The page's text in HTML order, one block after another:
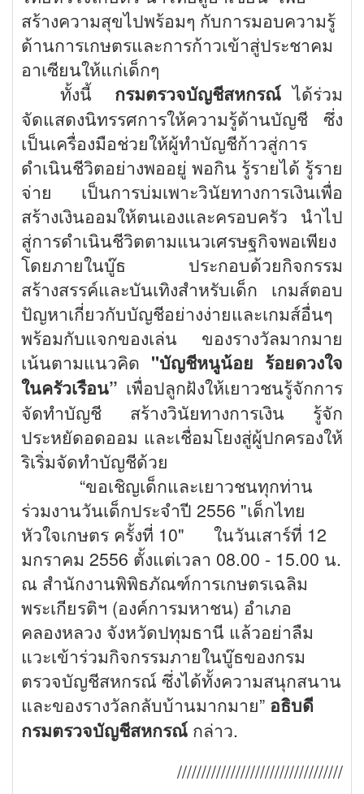
สร้างความสุขไปพร้อมๆ กับการมอบความรู้
ด้านการเกษตรและการก้าวเข้าสู่ประชาคม
อาเซียนให้แก่เด็กๆ
ทั้งนี้ กรมตรวจบัญชีสหกรณ์ ได้ร่วม
จัดแสดงนิทรรศการให้ความรู้ด้านบัญชี ซึ่ง
เป็นเครื่องมือช่วยให้ผู้ทำบัญชีก้าวสู่การ
ดำเนินชีวิตอย่างพออยู่ พอกิน รู้รายได้ รู้ราย
จ่าย เป็นการบ่มเพาะวินัยทางการเงินเพื่อ
สร้างเงินออมให้ตนเองและครอบครัว นำไป
สู่การดำเนินชีวิตตามแนวเศรษฐกิจพอเพียง
โดยภายในบู๊ธ ประกอบด้วยกิจกรรม
สร้างสรรค์และบันเทิงสำหรับเด็ก เกมส์ตอบ
ปัญหาเกี่ยวกับบัญชีอย่างง่ายและเกมส์อื่นๆ
พร้อมกับแจกของเล่น ของรางวัลมากมาย
เน้นตามแนวคิด "บัญชีหนูน้อย ร้อยดวงใจ
ในครัวเรือน” เพื่อปลูกฝังให้เยาวชนรู้จักการ
จัดทำบัญชี สร้างวินัยทางการเงิน รู้จัก
ประหยัดอดออม และเชื่อมโยงสู่ผู้ปกครองให้
ริเริ่มจัดทำบัญชีด้วย
“ขอเชิญเด็กและเยาวชนทุกท่าน
ร่วมงานวันเด็กประจำปี 2556 "เด็กไทย
หัวใจเกษตร ครั้งที่ 10" ในวันเสาร์ที่ 12
มกราคม 2556 ตั้งแต่เวลา 08.00 - 15.00 น.
ณ สำนักงานพิพิธภัณฑ์การเกษตรเฉลิม
พระเกียรติฯ (องค์การมหาชน) อำเภอ
คลองหลวง จังหวัดปทุมธานี แล้วอย่าลืม
แวะเข้าร่วมกิจกรรมภายในบู๊ธของกรม
ตรวจบัญชีสหกรณ์ ซึ่งได้ทั้งความสนุกสนาน
และของรางวัลกลับบ้านมากมาย” อธิบดี
กรมตรวจบัญชีสหกรณ์ กล่าว.